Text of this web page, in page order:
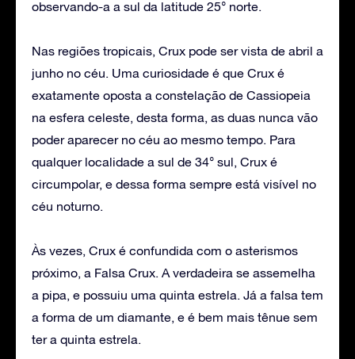
observando-a a sul da latitude 25° norte.
Nas regiões tropicais, Crux pode ser vista de abril a
junho no céu. Uma curiosidade é que Crux é
exatamente oposta a constelação de Cassiopeia
na esfera celeste, desta forma, as duas nunca vão
poder aparecer no céu ao mesmo tempo. Para
qualquer localidade a sul de 34° sul, Crux é
circumpolar, e dessa forma sempre está visível no
céu noturno.
Às vezes, Crux é confundida com o asterismos
próximo, a Falsa Crux. A verdadeira se assemelha
a pipa, e possuiu uma quinta estrela. Já a falsa tem
a forma de um diamante, e é bem mais tênue sem
ter a quinta estrela.